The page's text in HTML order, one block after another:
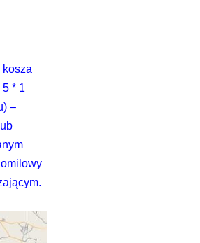
kosza
5 * 1
–